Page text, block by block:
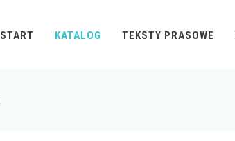
START KATALOG TEKSTY PRASOWE